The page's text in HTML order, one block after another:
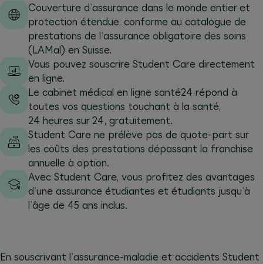
Couverture d’assurance dans le monde entier et
protection étendue, conforme au catalogue de
prestations de l’assurance obligatoire des soins
(LAMal) en Suisse.
Vous pouvez souscrire Student Care directement
en ligne.
Le cabinet médical en ligne santé24 répond à
toutes vos questions touchant à la santé,
24 heures sur 24, gratuitement.
Student Care ne prélève pas de quote-part sur
les coûts des prestations dépassant la franchise
annuelle à option.
Avec Student Care, vous profitez des avantages
d’une assurance étudiantes et étudiants jusqu’à
l’âge de 45 ans inclus.
En souscrivant l’assurance-maladie et accidents Student